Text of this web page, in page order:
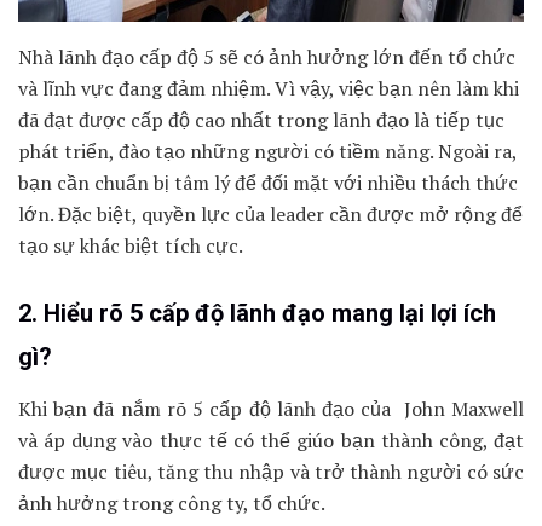
Nhà lãnh đạo cấp độ 5 sẽ có ảnh hưởng lớn đến tổ chức
và lĩnh vực đang đảm nhiệm. Vì vậy, việc bạn nên làm khi
đã đạt được cấp độ cao nhất trong lãnh đạo là tiếp tục
phát triển, đào tạo những người có tiềm năng. Ngoài ra,
bạn cần chuẩn bị tâm lý để đối mặt với nhiều thách thức
lớn. Đặc biệt, quyền lực của leader cần được mở rộng để
tạo sự khác biệt tích cực.
2. Hiểu rõ 5 cấp độ lãnh đạo mang lại lợi ích
gì?
Khi bạn đã nắm rõ 5 cấp độ lãnh đạo của John Maxwell
và áp dụng vào thực tế có thể giúo bạn thành công, đạt
được mục tiêu, tăng thu nhập và trở thành người có sức
ảnh hưởng trong công ty, tổ chức.